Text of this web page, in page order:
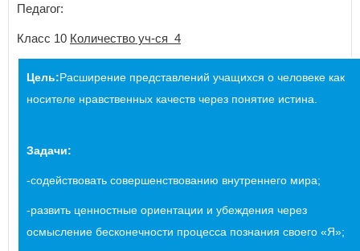
Педагог:
Класс 10 Количество уч-ся 4
Цель:Расширение представлений учащихся о человеке как
носителе нравственных качеств через понятие истина.
Задачи:
-содействовать совершенствованию внутреннего мира;
-развить ценностные ориентации и убеждения через
осмысление бесконечности процесса познания своего «Я»;